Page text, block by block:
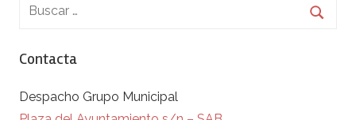
Contacta
Despacho Grupo Municipal